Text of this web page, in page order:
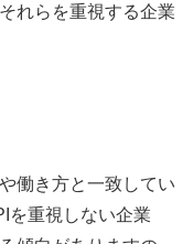
れらを重視する企業
働き方と一致してい
を重視しない企業